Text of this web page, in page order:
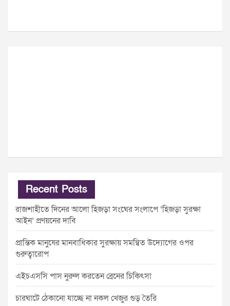
Recent Posts
রাজশাহীতে দিনের আলো হিজড়া সংঘের সংলাপে ‘হিজড়া সুরক্ষা
আইন’ প্রণয়নের দাবি
প্রান্তিক মানুষের মানবাধিকার সুরক্ষায় সমন্বিত উদ্যোগের ওপর
গুরুত্বারোপ
এইচএসসি পাস নুরুল করতেন ব্রেনের চিকিৎসা
চারঘাটে ঠেকানো যাচ্ছে না নকল খেজুর গুড় তৈরি